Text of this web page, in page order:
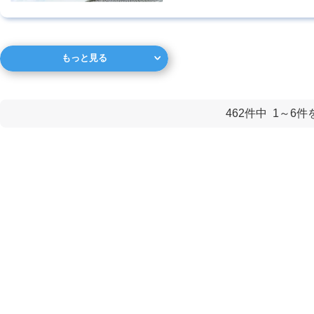
もっと見る
462件中 1～6件